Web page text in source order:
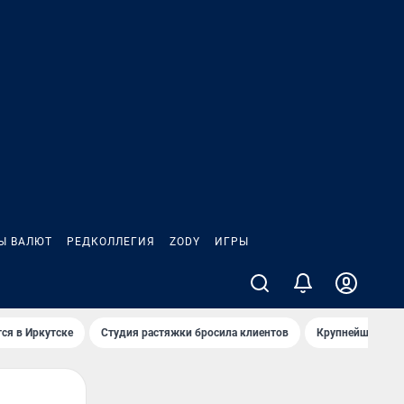
ВАЛЮТ РЕДКОЛЛЕГИЯ ZODY ИГРЫ
в Иркутске Студия растяжки бросила клиентов Крупнейшие